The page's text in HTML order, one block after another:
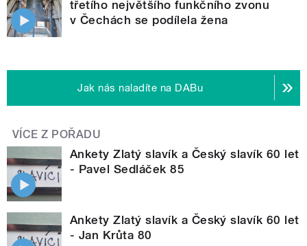
třetího největšího funkčního zvonu
v Čechách se podílela žena
Jak nás naladíte na DABu
VÍCE Z POŘADU
Ankety Zlatý slavík a Český slavík 60 let
- Pavel Sedláček 85
Ankety Zlatý slavík a Český slavík 60 let
- Jan Krůta 80